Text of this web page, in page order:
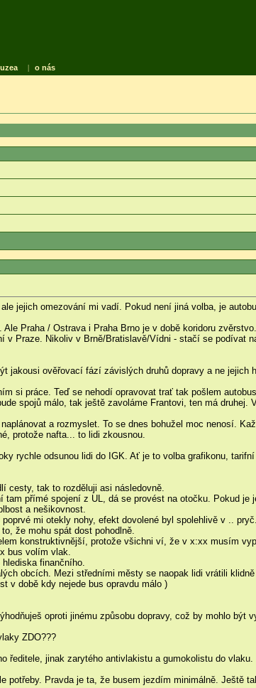
| o nás
jejich omezování mi vadí. Pokud není jiná volba, je
Praha / Ostrava i Praha Brno je v době koridoru
v Praze. Nikoliv v Brně/Bratislavě/Vídni - stačí se podívat
jakousi ověřovací fází závislých druhů dopravy a ne jejich
si práce. Teď se nehodí opravovat trať tak pošlem
spojů málo, tak ještě zavoláme Frantovi, ten má druhej.
a rozmyslet. To se dnes bohužel moc nenosí.
protože nafta... to lidi zkousnou.
rychle odsunou lidi do IGK. Ať je to volba grafikonu,
cesty, tak to rozděluji asi následovně.
přímé spojení z UL, dá se provést na otočku. Pokud je
a nešikovnost.
mi otekly nohy, efekt dovolené byl spolehlivě v .. pryč.
že mohu spát dost pohodlně.
konstruktivnější, protože všichni ví, že v x:xx musím
bus volím vlak.
finančního.
obcích. Mezi středními městy se naopak lidi vrátili
v době kdy nejede bus opravdu málo )
oproti jinému způsobu dopravy, což by mohlo být
ZDO???
ředitele, jinak zarytého antivlakistu a gumokolistu do vlaku.
potřeby. Pravda je ta, že busem jezdím minimálně. Ještě